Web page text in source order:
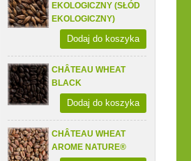
EKOLOGICZNY (SŁÓD
EKOLOGICZNY)
Dodaj do koszyka
CHÂTEAU WHEAT
BLACK
Dodaj do koszyka
CHÂTEAU WHEAT
AROME NATURE®